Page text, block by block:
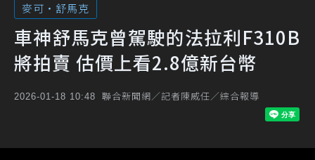
麥可・舒馬克
車神舒馬克曾駕駛的法拉利F310B
將拍賣 估價上看2.8億新台幣
2026-01-18 10:48 聯合新聞網／記者陳威任／綜合報導